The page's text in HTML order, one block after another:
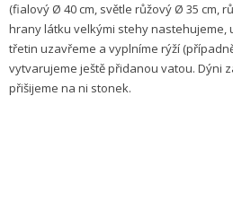
(fialový Ø 40 cm, světle růžový Ø 35 cm,
hrany látku velkými stehy nastehujeme,
třetin uzavřeme a vyplníme rýží
vytvarujeme ještě přidanou vatou. Dýni
přišijeme na ni stonek.